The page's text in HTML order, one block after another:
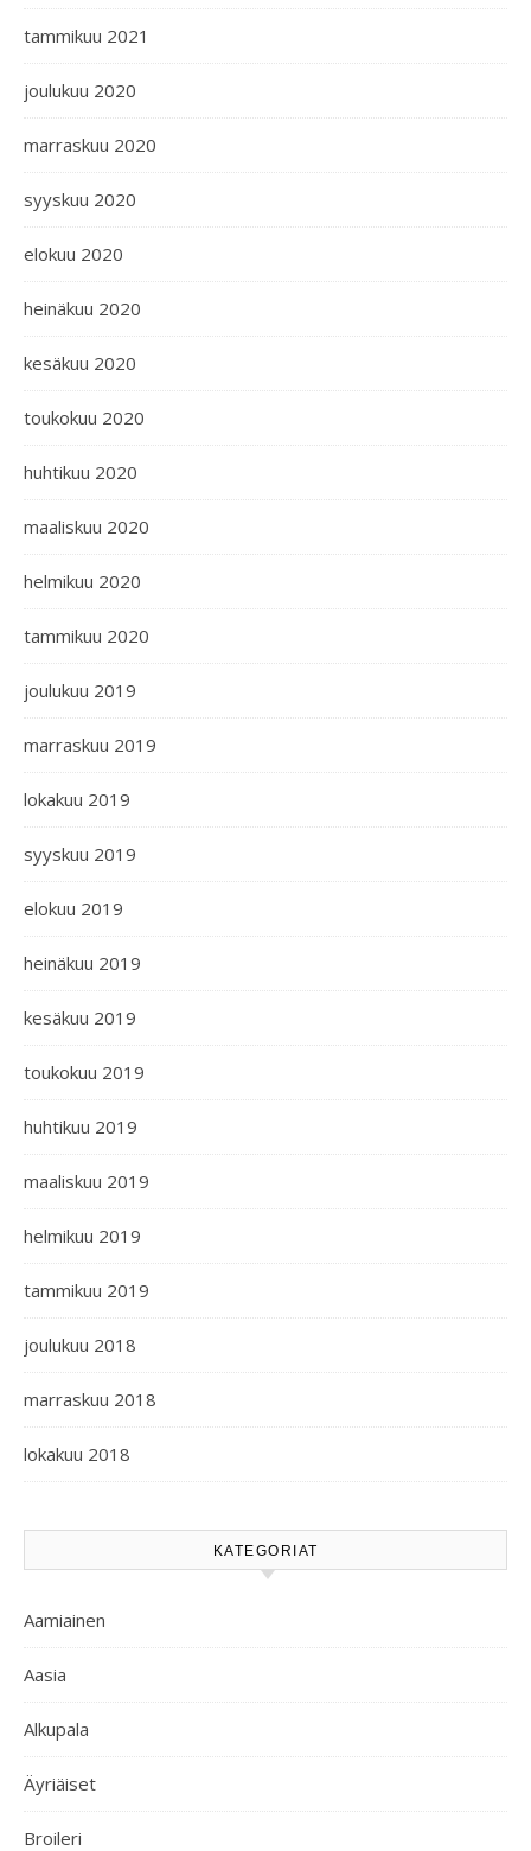
tammikuu 2021
joulukuu 2020
marraskuu 2020
syyskuu 2020
elokuu 2020
heinäkuu 2020
kesäkuu 2020
toukokuu 2020
huhtikuu 2020
maaliskuu 2020
helmikuu 2020
tammikuu 2020
joulukuu 2019
marraskuu 2019
lokakuu 2019
syyskuu 2019
elokuu 2019
heinäkuu 2019
kesäkuu 2019
toukokuu 2019
huhtikuu 2019
maaliskuu 2019
helmikuu 2019
tammikuu 2019
joulukuu 2018
marraskuu 2018
lokakuu 2018
KATEGORIAT
Aamiainen
Aasia
Alkupala
Äyriäiset
Broileri